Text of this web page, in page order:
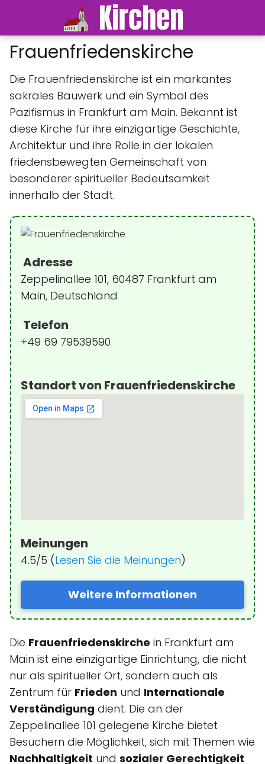
Frauenfriedenskirche
Die Frauenfriedenskirche ist ein markantes
sakrales Bauwerk und ein Symbol des
Pazifismus in Frankfurt am Main. Bekannt ist
diese Kirche für ihre einzigartige Geschichte,
Architektur und ihre Rolle in der lokalen
friedensbewegten Gemeinschaft von
besonderer spiritueller Bedeutsamkeit
innerhalb der Stadt.
Adresse
Zeppelinallee 101, 60487 Frankfurt am
Main, Deutschland
Telefon
+49 69 79539590
Standort von Frauenfriedenskirche
Meinungen
4.5/5 (Lesen Sie die Meinungen)
Weitere Informationen
Die Frauenfriedenskirche in Frankfurt am
Main ist eine einzigartige Einrichtung, die nicht
nur als spiritueller Ort, sondern auch als
Zentrum für Frieden und Internationale
Verständigung dient. Die an der
Zeppelinallee 101 gelegene Kirche bietet
Besuchern die Möglichkeit, sich mit Themen wie
Nachhaltigkeit und sozialer Gerechtigkeit